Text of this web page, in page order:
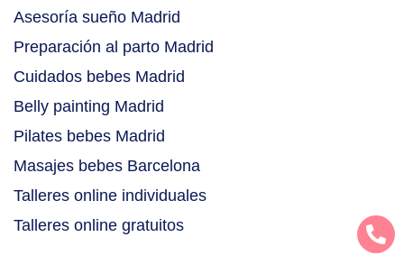
Asesoría sueño Madrid
Preparación al parto Madrid
Cuidados bebes Madrid
Belly painting Madrid
Pilates bebes Madrid
Masajes bebes Barcelona
Talleres online individuales
Talleres online gratuitos